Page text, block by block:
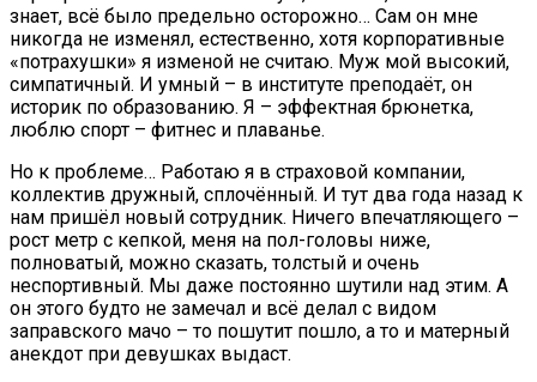
знает, всё было предельно осторожно… Сам он мне
никогда не изменял, естественно, хотя корпоративные
«потрахушки» я изменой не считаю. Муж мой высокий,
симпатичный. И умный – в институте преподаёт, он
историк по образованию. Я – эффектная брюнетка,
люблю спорт – фитнес и плаванье.
Но к проблеме… Работаю я в страховой компании,
коллектив дружный, сплочённый. И тут два года назад к
нам пришёл новый сотрудник. Ничего впечатляющего –
рост метр с кепкой, меня на пол-головы ниже,
полноватый, можно сказать, толстый и очень
неспортивный. Мы даже постоянно шутили над этим. А
он этого будто не замечал и всё делал с видом
заправского мачо – то пошутит пошло, а то и матерный
анекдот при девушках выдаст.